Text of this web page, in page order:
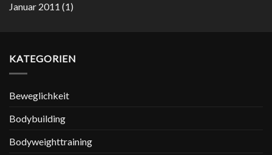
Januar 2011 (1)
KATEGORIEN
Beweglichkeit
Bodybuilding
Bodyweighttraining